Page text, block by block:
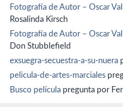
Fotografía de Autor – Oscar
Rosalinda Kirsch
Fotografía de Autor – Oscar
Don Stubblefield
exsuegra-secuestra-a-su-nuera
pelicula-de-artes-marciales
Busco película pregunta por